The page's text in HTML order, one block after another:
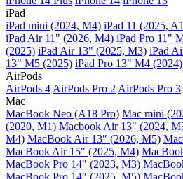
iPad
iPad mini (2024, M4) iPad 11 (2025,
iPad Air 11" (2026, M4) iPad Pro 11"
(2025) iPad Air 13" (2025, M3) iPad
13" M5 (2025) iPad Pro 13" M4 (2024)
AirPods
AirPods 4 AirPods Pro 2 AirPods Pro 3
Mac
MacBook Neo (A18 Pro) Mac mini
(2020, M1) Macbook Air 13" (2024,
M4) MacBook Air 13″ (2026, M5)
MacBook Air 15" (2025, M4)
MacBook Pro 14" (2023, M3)
MacBook Pro 14″ (2025, M5)